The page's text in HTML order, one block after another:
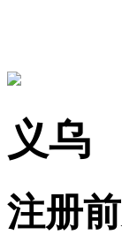
义乌
注册前